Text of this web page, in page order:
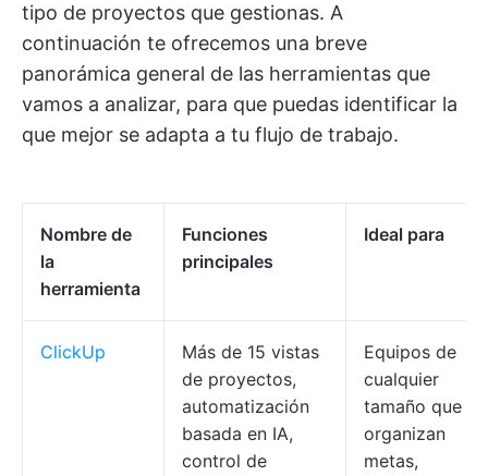
tipo de proyectos que gestionas. A
continuación te ofrecemos una breve
panorámica general de las herramientas que
vamos a analizar, para que puedas identificar la
que mejor se adapta a tu flujo de trabajo.
Nombre de
la
herramienta
Funciones
principales
Ideal para
ClickUp
Más de 15 vistas
de proyectos,
automatización
basada en IA,
control de
Equipos de
cualquier
tamaño que
organizan
metas,